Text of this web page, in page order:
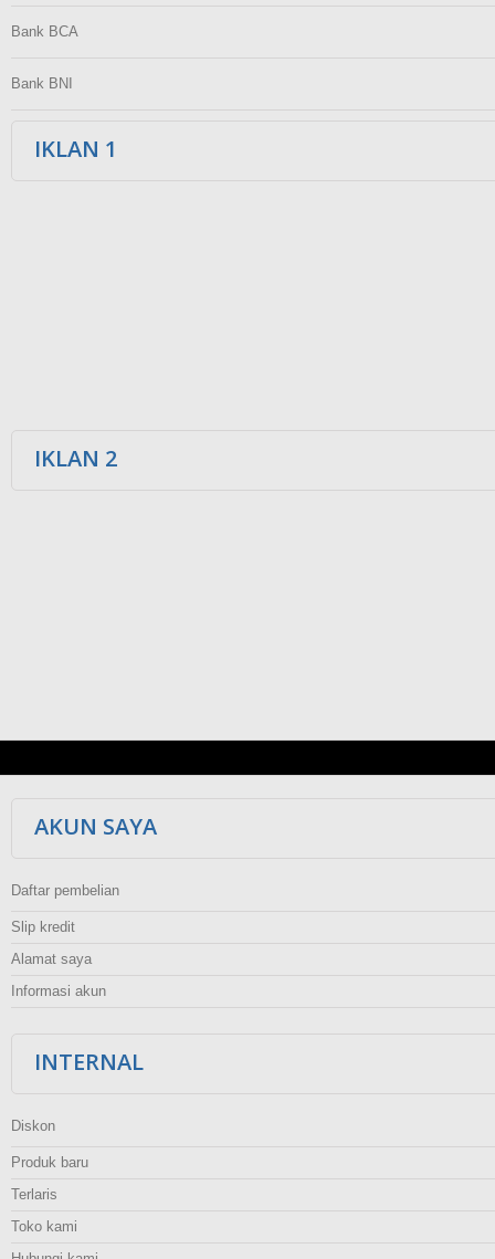
Bank BCA
Bank BNI
IKLAN 1
IKLAN 2
AKUN SAYA
Daftar pembelian
Slip kredit
Alamat saya
Informasi akun
INTERNAL
Diskon
Produk baru
Terlaris
Toko kami